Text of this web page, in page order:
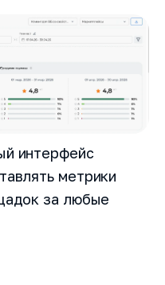
интерфейс
метрики
за любые